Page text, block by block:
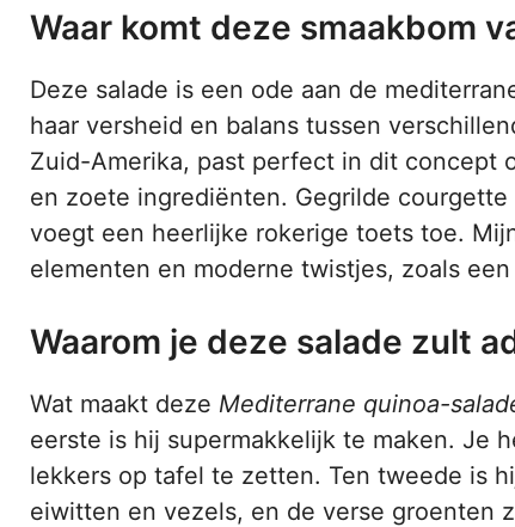
Waar komt deze smaakbom
Deze salade is een ode aan de
haar versheid en balans tussen
Zuid-Amerika, past perfect in dit concept
en zoete ingrediënten. Gegrilde
voegt een heerlijke rokerige toets toe.
elementen en moderne twistjes, zoals
Waarom je deze salade zult
Wat maakt deze Mediterrane quinoa-
eerste is hij supermakkelijk te maken. Je
lekkers op tafel te zetten. Ten tweede is
eiwitten en vezels, en de verse groenten